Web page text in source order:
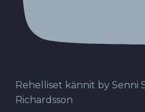
Rehelliset kännit by Senni
Richardsson